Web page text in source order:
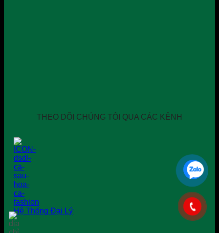
THEO DÕI CHÚNG TÔI QUA CÁC KÊNH
Hệ Thống Đại Lý